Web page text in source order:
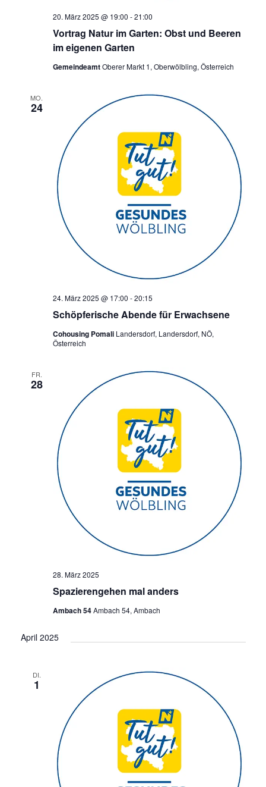
Vortrag Natur im Garten: Obst und Beeren
im eigenen Garten
20. März 2025 @ 19:00 -21:00
GemeindeamtOberer Markt 1, Oberwölbling, Österreich
MO.
24
Schöpferische Abende für Erwachsene
24. März 2025 @ 17:00 -20:15
Cohousing Pomali Landersdorf, Landersdorf, NÖ,
Österreich
FR.
28
Spazierengehen mal anders
28. März 2025
Ambach 54Ambach 54, Ambach
April 2025
DI.
1